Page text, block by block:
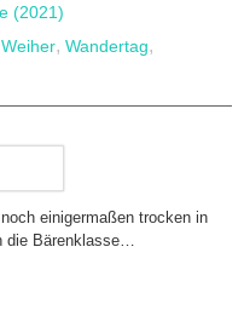
(2021)
,Wandertag,
einigermaßen trocken in
die Bärenklasse…